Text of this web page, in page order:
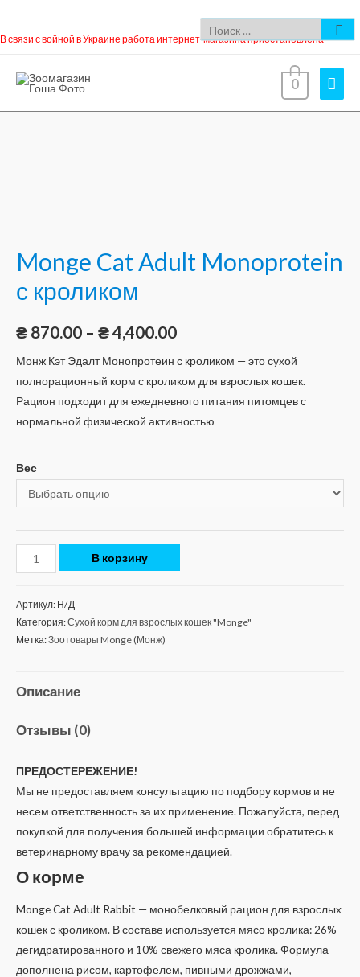
В связи с войной в Украине работа интернет-магазина приостановлена
0
Monge Cat Adult Monoprotein
с кроликом
₴ 870.00 – ₴4,400.00
Монж Кэт Эдалт Монопротеин с кроликом — это сухой
полнорационный корм с кроликом для взрослых кошек.
Рацион подходит для ежедневного питания питомцев с
нормальной физической активностью
Вес
В корзину
Артикул: Н/Д
Категория:Сухой корм для взрослых кошек "Monge"
Метка:Зоотовары Monge (Монж)
Описание
Отзывы (0)
ПРЕДОСТЕРЕЖЕНИЕ!
Мы не предоставляем консультацию по подбору кормов и не
несем ответственность за их применение. Пожалуйста, перед
покупкой для получения большей информации обратитесь к
ветеринарному врачу за рекомендацией.
О корме
Monge Cat Adult Rabbit — монобелковый рацион для взрослых
кошек с кроликом. В составе используется мясо кролика: 26%
дегидратированного и 10% свежего мяса кролика. Формула
дополнена рисом, картофелем, пивными дрожжами,